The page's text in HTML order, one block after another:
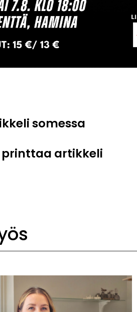
somessa
printtaa artikkeli